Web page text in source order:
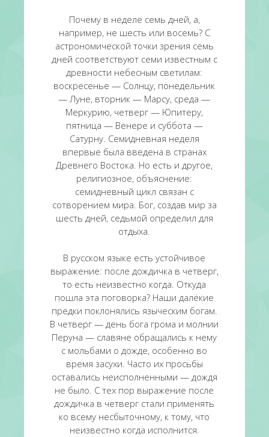
Почему в неделе семь дней, а,
например, не шесть или восемь? С
астрономической точки зрения семь
дней соответствуют семи известным с
древности небесным светилам:
воскресенье — Солнцу, понедельник
— Луне, вторник — Марсу, среда —
Меркурию, четверг — Юпитеру,
пятница — Венере и суббота —
Сатурну. Семидневная неделя
впервые была введена в странах
Древнего Востока. Но есть и другое,
религиозное, объяснение:
семидневный цикл связан с
сотворением мира. Бог, создав мир за
шесть дней, седьмой определил для
отдыха.
В русском языке есть устойчивое
выражение: после дождичка в четверг,
то есть неизвестно когда. Откуда
пошла эта поговорка? Наши далёкие
предки поклонялись языческим богам.
В четверг — день бога грома и молнии
Перуна — славяне обращались к нему
с мольбами о дожде, особенно во
время засухи. Часто их просьбы
оставались неисполненными — дождя
не было. С тех пор выражение после
дождичка в четверг стали применять
ко всему несбыточному, к тому, что
неизвестно когда исполнится.